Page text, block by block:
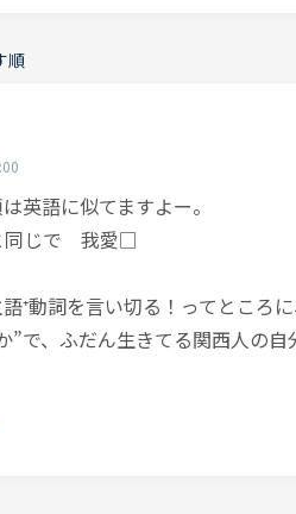
順
英語に似てますよー。
同じで 我愛□
⁺動詞を言い切る！ってところ
”で、ふだん生きてる関西人の